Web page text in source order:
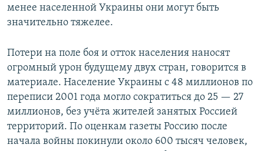
менее населенной Украины они могут быть
значительно тяжелее.
Потери на поле боя и отток населения наносят
огромный урон будущему двух стран, говорится в
материале. Население Украины с 48 миллионов по
переписи 2001 года могло сократиться до 25 — 27
миллионов, без учёта жителей занятых Россией
территорий. По оценкам газеты Россию после
начала войны покинули около 600 тысяч человек,